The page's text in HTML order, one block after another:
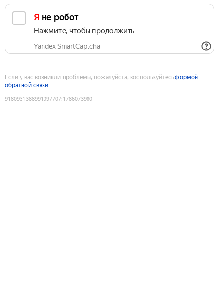
Я не робот
Нажмите, чтобы продолжить
Yandex SmartCaptcha
Если у вас возникли проблемы, пожалуйста, воспользуйтесьформой
обратной связи
9180931388991097707:1786073980